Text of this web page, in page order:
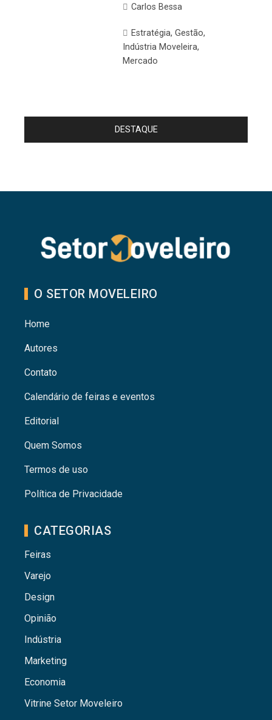
Carlos Bessa
Estratégia, Gestão,
Indústria Moveleira,
Mercado
DESTAQUE
O SETOR MOVELEIRO
Home
Autores
Contato
Calendário de feiras e eventos
Editorial
Quem Somos
Termos de uso
Política de Privacidade
CATEGORIAS
Feiras
Varejo
Design
Opinião
Indústria
Marketing
Economia
Vitrine Setor Moveleiro